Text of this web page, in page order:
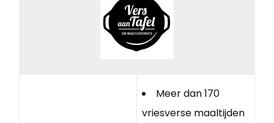
Meer dan 170
vriesverse maaltijden